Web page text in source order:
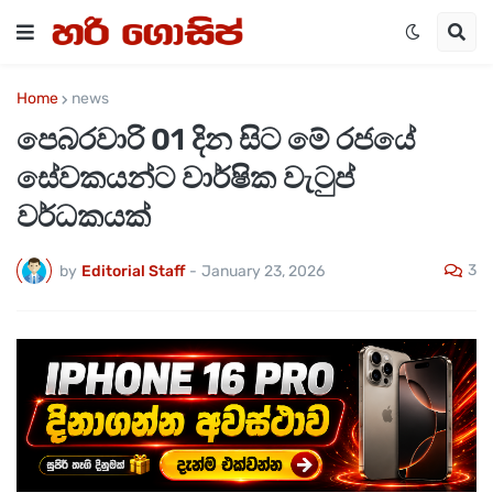
Home news
පෙබරවාරි 01 දින සිට මේ රජයේ
සේවකයන්ට වාර්ෂික වැටුප්
වර්ධකයක්
by Editorial Staff - January 23, 2026 3